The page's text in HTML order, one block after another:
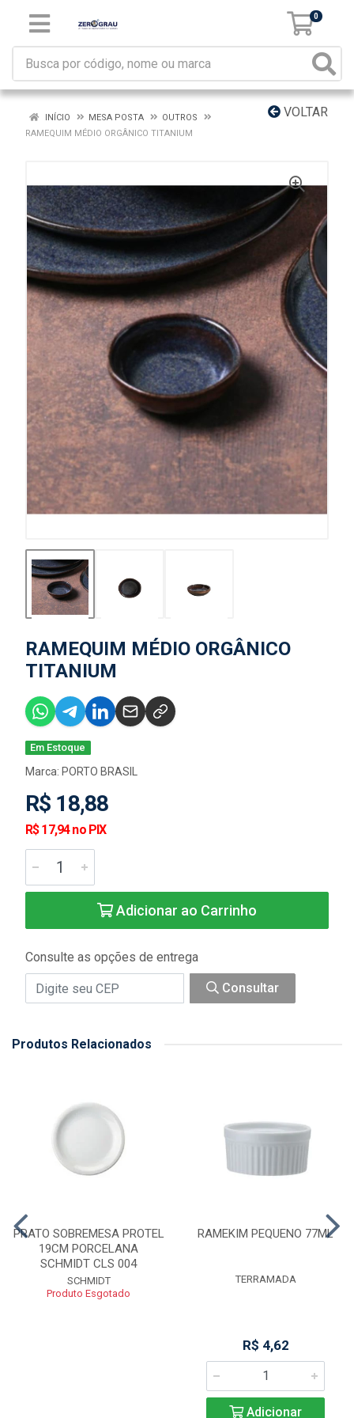
0
VOLTAR
INÍCIO MESA POSTA
OUTROS
RAMEQUIM MÉDIO ORGÂNICO TITANIUM
RAMEQUIM MÉDIO ORGÂNICO
TITANIUM
Em Estoque
Marca: PORTO BRASIL
R$ 18,88
R$ 17,94 no PIX
Adicionar ao Carrinho
Consulte as opções de entrega
Consultar
Produtos Relacionados
PRATO SOBREMESA PROTEL
19CM PORCELANA
SCHMIDT CLS 004
SCHMIDT
Produto Esgotado
RAMEKIM PEQUENO 77ML
TERRAMADA
R$ 4,62
Adicionar